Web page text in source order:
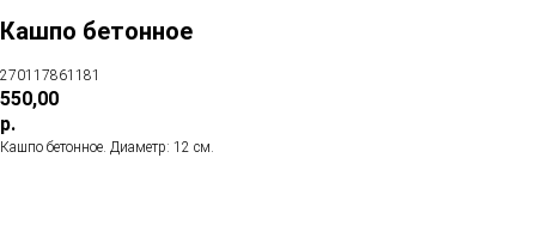
Кашпо бетонное
270117861181
550,00
р.
Кашпо бетонное. Диаметр: 12 см.